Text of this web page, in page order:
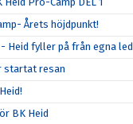
Årets höjdpunkt!
Heid fyller på från egna led
startat resan
BK Heid